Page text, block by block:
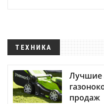
ТЕХНИКА
Лучшие
продаж